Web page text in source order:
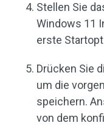
Stellen Sie
Windows 11
erste
Drücken Sie
um die
speichern.
von dem